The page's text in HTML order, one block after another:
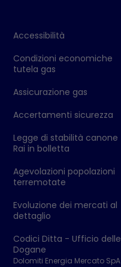
Accessibilità
Condizioni economiche
tutela gas
Assicurazione gas
Accertamenti sicurezza
Legge di stabilità canone
Rai in bolletta
Agevolazioni popolazioni
terremotate
Evoluzione dei mercati al
dettaglio
Codici Ditta - Ufficio delle
Dogane
Dolomiti Energia Mercato SpA